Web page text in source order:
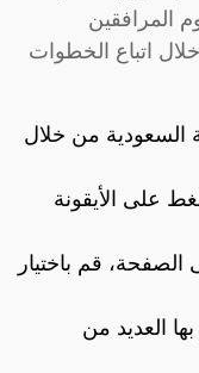
المرافقين
اتباع الخطوات
السعودية من خلال
على الأيقونة
قم باختيار
العديد من